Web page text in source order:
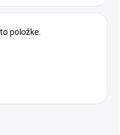
položke.